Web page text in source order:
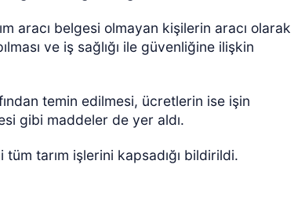
aracı belgesi olmayan kişilerin aracı olarak
ve iş sağlığı ile güvenliğine ilişkin
temin edilmesi, ücretlerin ise işin
gibi maddeler de yer aldı.
tüm tarım işlerini kapsadığı bildirildi.